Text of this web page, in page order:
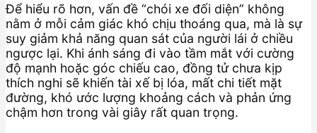
Để hiểu rõ hơn, vấn đề “chói xe đối diện” không
nằm ở mỗi cảm giác khó chịu thoáng qua, mà là sự
suy giảm khả năng quan sát của người lái ở chiều
ngược lại. Khi ánh sáng đi vào tầm mắt với cường
độ mạnh hoặc góc chiếu cao, đồng tử chưa kịp
thích nghi sẽ khiến tài xế bị lóa, mất chi tiết mặt
đường, khó ước lượng khoảng cách và phản ứng
chậm hơn trong vài giây rất quan trọng.